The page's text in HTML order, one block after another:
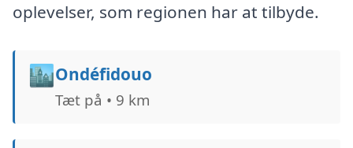
oplevelser, som regionen har at tilbyde.
🏙️Ondéfidouo
Tæt på • 9 km